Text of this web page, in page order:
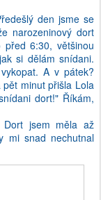
den jsme se
narozeninový dort
6:30, většinou
si dělám snídani.
A v pátek?
minut přišla Lola
dort!" Říkám,
Dort jsem měla až
mi snad nechutnal